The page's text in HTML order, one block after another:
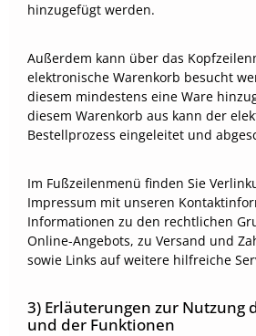
hinzugefügt werden.
Außerdem kann über das
elektronische Warenkorb besucht
diesem mindestens eine Ware
diesem Warenkorb aus kann der
Bestellprozess eingeleitet und
Im Fußzeilenmenü finden Sie
Impressum mit unseren
Informationen zu den rechtlichen
Online-Angebots, zu Versand und
sowie Links auf weitere hilfreiche
3) Erläuterungen zur Nutzung
und der Funktionen